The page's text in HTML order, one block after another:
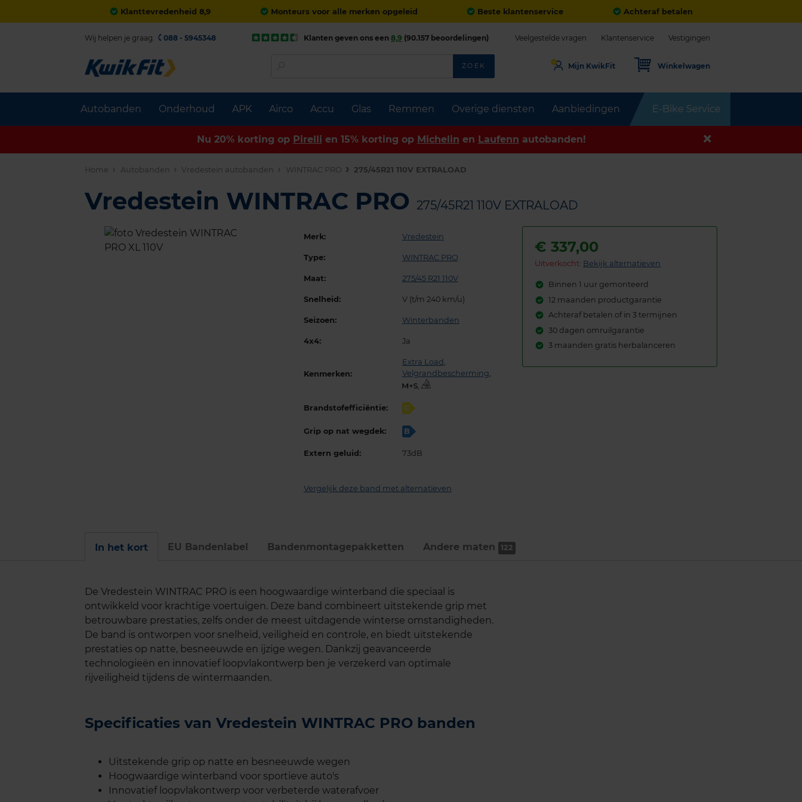
Klanttevredenheid 8,9 Monteurs voor alle merken opgeleid Beste klantenservice Achteraf betalen
Autobanden Onderhoud APK Airco Accu Glas Remmen Overige diensten Aanbiedingen E-Bike Service
Wij helpen je graag. 088 - 5945348 Klanten geven ons een 8,9 (90.157 beoordelingen) Veelgestelde vragen Klantenservice Vestigingen
ZOEK Mijn KwikFit Winkelwagen
Nu 20% korting op Pirelli en 15% korting op Michelin en Laufenn autobanden!
Home Autobanden Vredestein autobanden WINTRAC PRO 275/45R21 110V EXTRALOAD
Vredestein WINTRAC PRO 275/45R21 110V EXTRALOAD
Merk: Vredestein
Type: WINTRAC PRO
Maat: 275/45 R21 110V
Snelheid: V (t/m 240 km/u)
Seizoen: Winterbanden
4x4: Ja
Kenmerken:
Extra Load ,
Velgrandbescherming,
,
Brandstofefficiëntie: C
Grip op nat wegdek: B
Extern geluid: 73dB
Vergelijk deze band met alternatieven
€337,00
Uitverkocht: Bekijk alternatieven
Binnen 1 uur gemonteerd
12 maanden productgarantie
Achteraf betalen of in 3 termijnen
30 dagen omruilgarantie
3 maanden gratis herbalanceren
In het kort EU Bandenlabel Bandenmontage­pakketten Andere maten 122
De Vredestein WINTRAC PRO is een hoogwaardige winterband die speciaal is
ontwikkeld voor krachtige voertuigen. Deze band combineert uitstekende grip met
betrouwbare prestaties, zelfs onder de meest uitdagende winterse omstandigheden.
De band is ontworpen voor snelheid, veiligheid en controle, en biedt uitstekende
prestaties op natte, besneeuwde en ijzige wegen. Dankzij geavanceerde
technologieën en innovatief loopvlakontwerp ben je verzekerd van optimale
rijveiligheid tijdens de wintermaanden.
Specificaties van Vredestein WINTRAC PRO banden
Uitstekende grip op natte en besneeuwde wegen
Hoogwaardige winterband voor sportieve auto's
Innovatief loopvlakontwerp voor verbeterde waterafvoer